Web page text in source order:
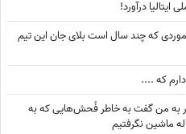
درآورد!
که چند سال است بلای جان این تیم
داور به من گفت به خاطر فُحش‌هایی که به
ماشین نگرفتیم